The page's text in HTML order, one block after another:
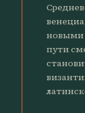
новыми
пути